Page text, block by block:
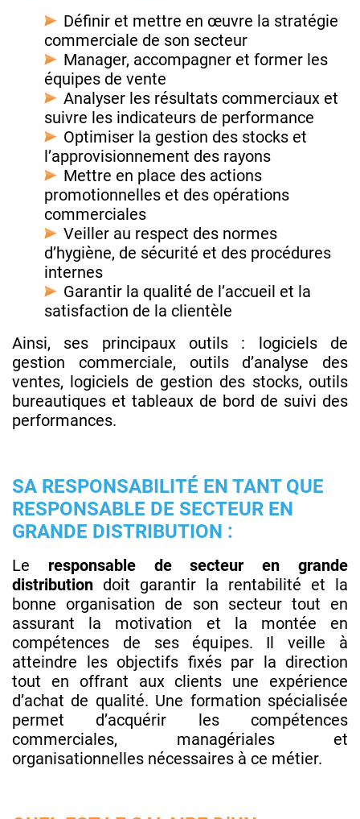
Définir et mettre en œuvre la stratégie
commerciale de son secteur
Manager, accompagner et former les
équipes de vente
Analyser les résultats commerciaux et
suivre les indicateurs de performance
Optimiser la gestion des stocks et
l’approvisionnement des rayons
Mettre en place des actions
promotionnelles et des opérations
commerciales
Veiller au respect des normes
d’hygiène, de sécurité et des procédures
internes
Garantir la qualité de l’accueil et la
satisfaction de la clientèle
Ainsi, ses principaux outils : logiciels de
gestion commerciale, outils d’analyse des
ventes, logiciels de gestion des stocks, outils
bureautiques et tableaux de bord de suivi des
performances.
SA RESPONSABILITÉ EN TANT QUE
RESPONSABLE DE SECTEUR EN
GRANDE DISTRIBUTION :
Le responsable de secteur en grande
distribution doit garantir la rentabilité et la
bonne organisation de son secteur tout en
assurant la motivation et la montée en
compétences de ses équipes. Il veille à
atteindre les objectifs fixés par la direction
tout en offrant aux clients une expérience
d’achat de qualité. Une formation spécialisée
permet d’acquérir les compétences
commerciales, managériales et
organisationnelles nécessaires à ce métier.